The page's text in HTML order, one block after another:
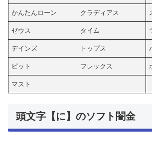
かんたんローン クラディアス
ゼウス タイム
デインズ トップス
ピット フレックス
マスト
頭文字【に】のソフト闇金